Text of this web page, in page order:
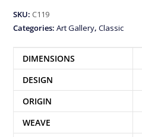
SKU: C119
Categories:Art Gallery,Classic
DIMENSIONS
DESIGN
ORIGIN
WEAVE